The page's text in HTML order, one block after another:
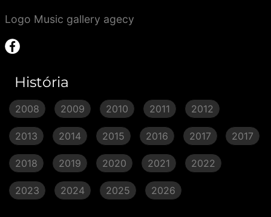
Logo Music gallery agecy
História
2008 2009 2010 2011 2012
2013 2014 2015 2016 2017 2017
2018 2019 2020 2021 2022
2023 2024 2025 2026